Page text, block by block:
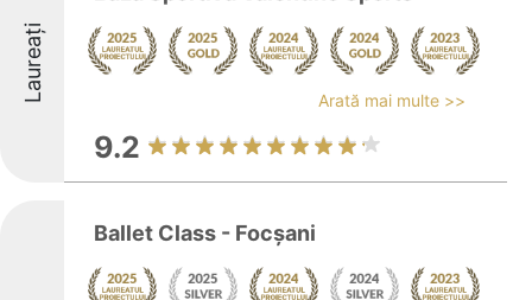
Laureați Arată mai multe >>
9.2
Ballet Class - Focșani